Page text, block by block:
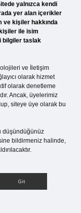
yalnızca kendi
yer alan içerikler
ve kişiler hakkında
ile isim
bilgiler taslak
ve İletişim
olarak hizmet
olarak denetleme
Ancak, üyelerimiz
siteye üye olarak bu
düşündüğünüz
bildirmeniz halinde,